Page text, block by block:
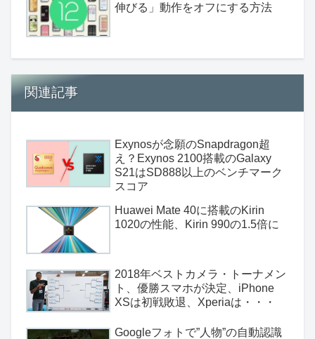
伸びる」動作をオフにする方法
関連記事
Exynosが念願のSnapdragon超
え？Exynos 2100搭載のGalaxy
S21はSD888以上のベンチマーク
スコア
Huawei Mate 40に搭載のKirin
1020の性能、Kirin 990の1.5倍に
2018年ベストカメラ・トーナメン
ト、優勝スマホが決定、iPhone
XSは初戦敗退、Xperiaは・・・
Googleフォトで”人物”の自動認識